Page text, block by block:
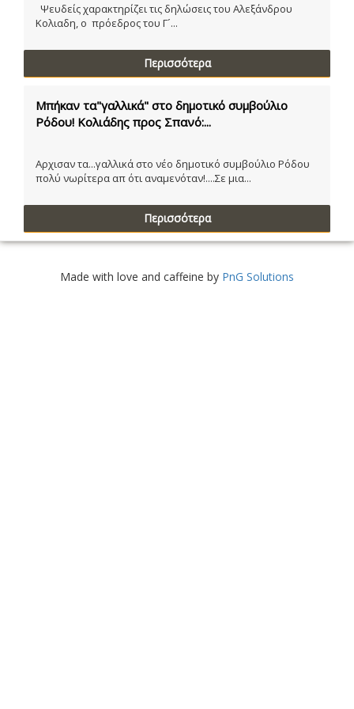
Ψευδείς χαρακτηρίζει τις δηλώσεις του Αλεξάνδρου
Κολιαδη, ο πρόεδρος του Γ´...
Περισσότερα
Μπήκαν τα"γαλλικά" στο δημοτικό συμβούλιο
Ρόδου! Κολιάδης προς Σπανό:...
Αρχισαν τα...γαλλικά στο νέο δημοτικό συμβούλιο Ρόδου
πολύ νωρίτερα απ ότι αναμενόταν!....Σε μια...
Περισσότερα
Made with love and caffeine by PnG Solutions